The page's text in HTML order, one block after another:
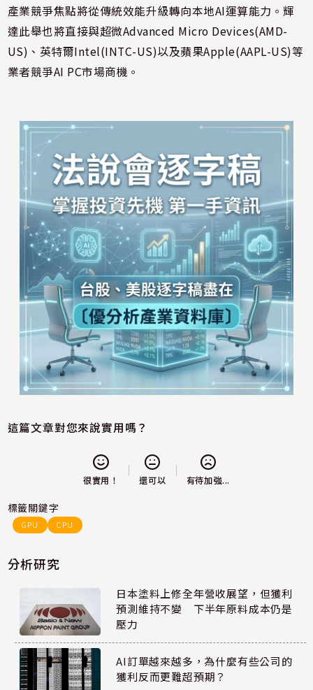
產業競爭焦點將從傳統效能升級轉向本地AI運算能力。輝
達此舉也將直接與超微Advanced Micro Devices(AMD-
US)、英特爾Intel(INTC-US)以及蘋果Apple(AAPL-US)等
業者競爭AI PC市場商機。
這篇文章對您來說實用嗎？
很實用！ 還可以 有待加強...
標籤關鍵字
GPU CPU
分析研究
日本塗料上修全年營收展望，但獲利
預測維持不變 下半年原料成本仍是
壓力
AI訂單越來越多，為什麼有些公司的
獲利反而更難超預期？